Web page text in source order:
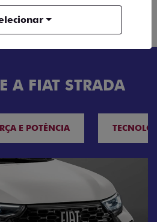
VERSÃO
A FIAT STRADA
E POTÊNCIA